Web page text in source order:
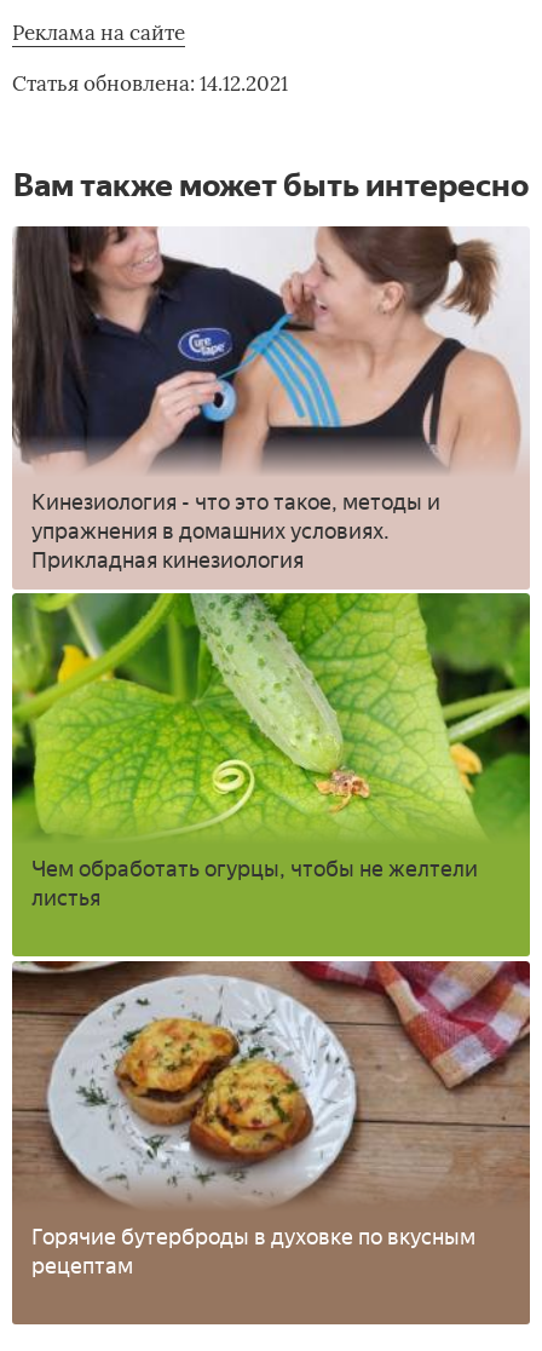
Реклама на сайте
Статья обновлена: 14.12.2021
Вам также может быть интересно
Кинезиология - что это такое, методы и
упражнения в домашних условиях.
Прикладная кинезиология
Чем обработать огурцы, чтобы не желтели
листья
Горячие бутерброды в духовке по вкусным
рецептам